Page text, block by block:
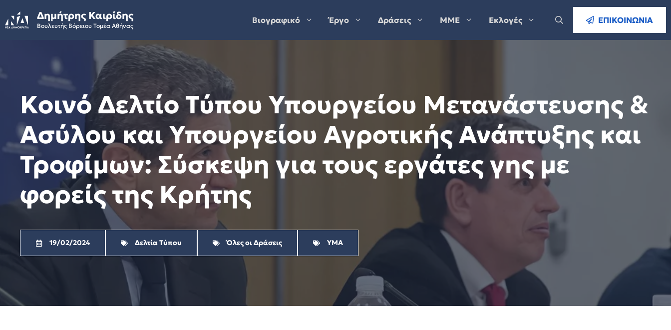
to
content
Δημήτρης Καιρίδης
Βουλευτής Βόρειου Τομέα Αθήνας
Βιογραφικό Έργο Δράσεις ΜΜΕ Εκλογές ΕΠΙΚΟΙΝΩΝΙΑ
Κοινό Δελτίο Τύπου Υπουργείου Μετανάστευσης &
Ασύλου και Υπουργείου Αγροτικής Ανάπτυξης και
Τροφίμων: Σύσκεψη για τους εργάτες γης με
φορείς της Κρήτης
19/02/2024 Δελτία Τύπου Όλες οι Δράσεις ΥΜΑ